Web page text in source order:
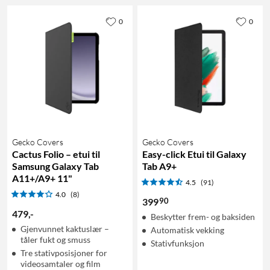
Gecko Covers
Cactus Folio – etui til
Samsung Galaxy Tab
A11+/A9+ 11"
4.0 (8)
479,-
Gjenvunnet kaktuslær –
tåler fukt og smuss
Tre stativposisjoner for
videosamtaler og film
0
Gecko Covers
Easy-click Etui til Galaxy
Tab A9+
4.5 (91)
39990
Beskytter frem- og baksiden
Automatisk vekking
Stativfunksjon
0